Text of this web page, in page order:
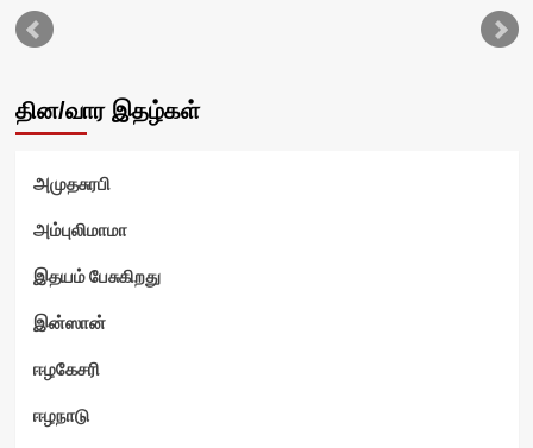
தின/வார இதழ்கள்
அமுதசுரபி
அம்புலிமாமா
இதயம் பேசுகிறது
இன்ஸான்
ஈழகேசரி
ஈழநாடு